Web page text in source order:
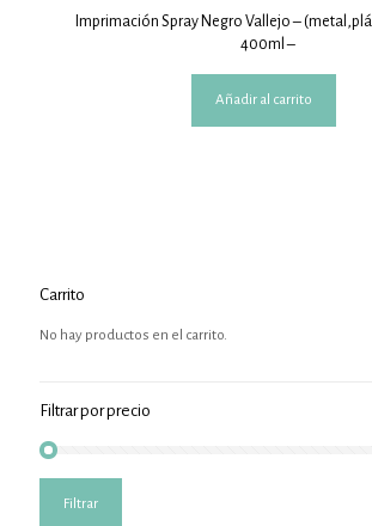
Imprimación Spray Negro Vallejo –
400ml –
Añadir al carrito
Carrito
No hay productos en el carrito.
Filtrar por precio
mínimo
máximo
Filtrar